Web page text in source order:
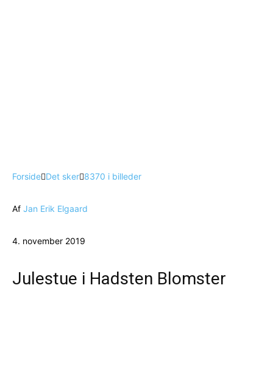
Forside Det sker 8370 i billeder
Af Jan Erik Elgaard
4. november 2019
Julestue i Hadsten Blomster